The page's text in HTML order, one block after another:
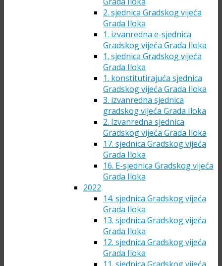
2. sjednica Gradskog vijeća
Grada Iloka
1. izvanredna e-sjednica
Gradskog vijeća Grada Iloka
1. sjednica Gradskog vijeća
Grada Iloka
1. konstitutirajuća sjednica
Gradskog vijeća Grada Iloka
3. izvanredna sjednica
gradskog vijeća Grada Iloka
2. Izvanredna sjednica
Gradskog vijeća Grada Iloka
17. sjednica Gradskog vijeća
Grada Iloka
16. E-sjednica Gradskog vijeća
Grada Iloka
2022
14. sjednica Gradskog vijeća
Grada Iloka
13. sjednica Gradskog vijeća
Grada Iloka
12. sjednica Gradskog vijeća
Grada Iloka